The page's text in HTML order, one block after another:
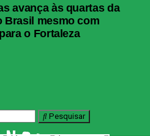
avança às quartas da
Brasil mesmo com
o Fortaleza
Pesquisar